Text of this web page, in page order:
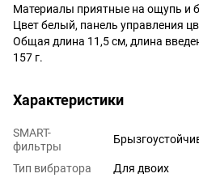
Материалы приятные на ощупь и
Цвет белый, панель управления
Общая длина 11,5 см, длина
157 г.
Характеристики
SMART-
фильтры
Тип вибратора
Для двоих